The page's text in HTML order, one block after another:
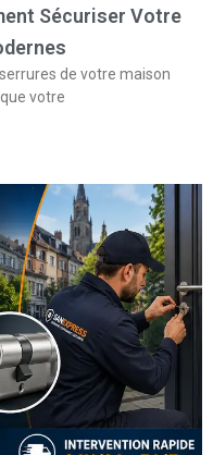
Sécuriser Votre
de votre maison
votre